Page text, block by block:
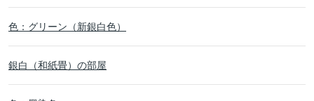
色：グリーン（新銀白色）
銀白（和紙畳）の部屋